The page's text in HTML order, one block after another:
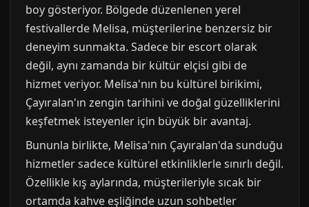
boy gösteriyor. Bölgede düzenlenen yerel
festivallerde Melisa, müşterilerine benzersiz bir
deneyim sunmakta. Sadece bir escort olarak
değil, aynı zamanda bir kültür elçisi gibi de
hizmet veriyor. Melisa'nın bu kültürel birikimi,
Çayıralan'ın zengin tarihini ve doğal güzelliklerini
keşfetmek isteyenler için büyük bir avantaj.
Bununla birlikte, Melisa'nın Çayıralan'da sunduğu
hizmetler sadece kültürel etkinliklerle sınırlı değil.
Özellikle kış aylarında, müşterileriyle sıcak bir
ortamda kahve eşliğinde uzun sohbetler